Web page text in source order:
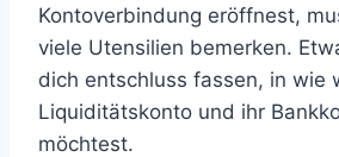
Kontoverbindung eröffnest,
viele Utensilien bemerken.
dich entschluss fassen, in wie
Liquiditätskonto und ihr
möchtest.